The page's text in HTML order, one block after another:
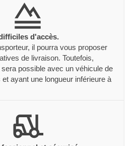
d'accès.
il pourra vous proposer
de livraison. Toutefois,
possible avec un véhicule de
ayant une longueur inférieure à